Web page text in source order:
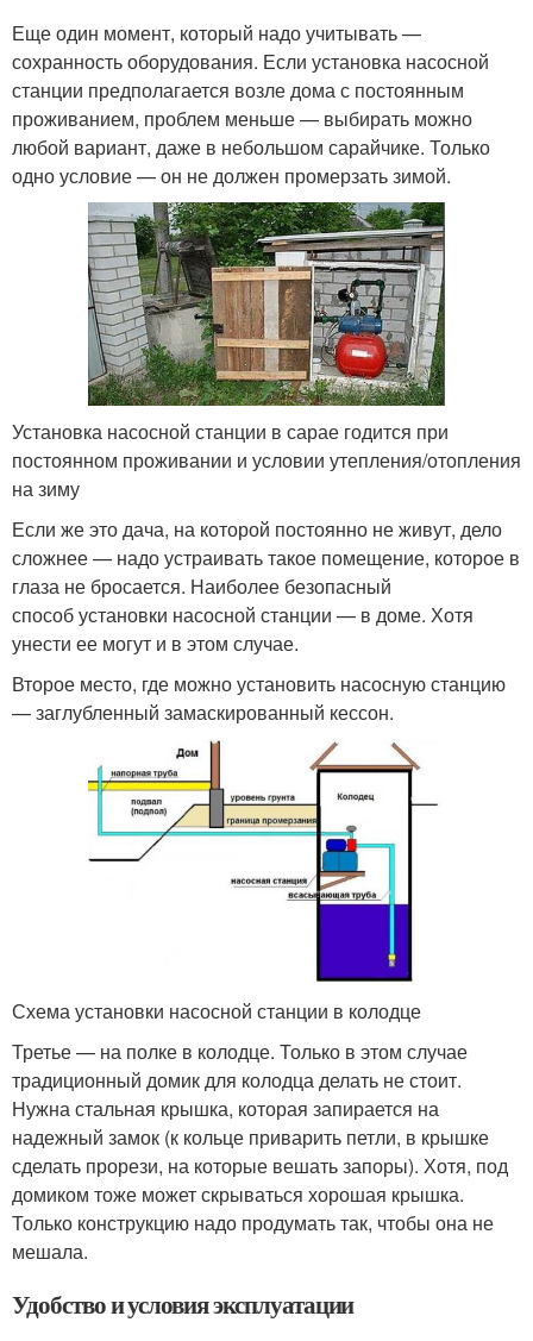
Еще один момент, который надо учитывать —
сохранность оборудования. Если установка насосной
станции предполагается возле дома с постоянным
проживанием, проблем меньше — выбирать можно
любой вариант, даже в небольшом сарайчике. Только
одно условие — он не должен промерзать зимой.
Установка насосной станции в сарае годится при
постоянном проживании и условии утепления/отопления
на зиму
Если же это дача, на которой постоянно не живут, дело
сложнее — надо устраивать такое помещение, которое в
глаза не бросается. Наиболее безопасный
способ установки насосной станции — в доме. Хотя
унести ее могут и в этом случае.
Второе место, где можно установить насосную станцию
— заглубленный замаскированный кессон.
Схема установки насосной станции в колодце
Третье — на полке в колодце. Только в этом случае
традиционный домик для колодца делать не стоит.
Нужна стальная крышка, которая запирается на
надежный замок (к кольце приварить петли, в крышке
сделать прорези, на которые вешать запоры). Хотя, под
домиком тоже может скрываться хорошая крышка.
Только конструкцию надо продумать так, чтобы она не
мешала.
Удобство и условия эксплуатации